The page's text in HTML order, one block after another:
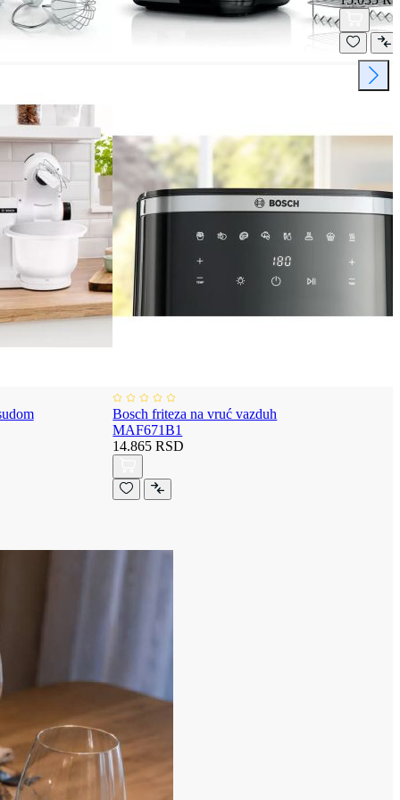
Bosch friteza na vruć vazduh
MAF671B1
14.865 RSD